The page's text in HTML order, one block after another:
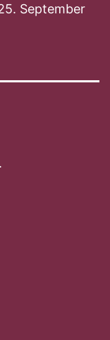
September
.